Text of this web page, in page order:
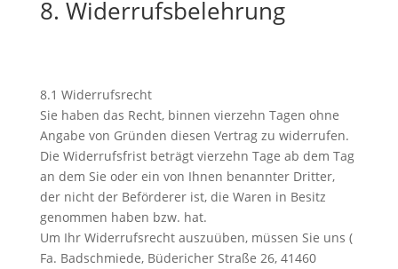
8. Widerrufsbelehrung
8.1 Widerrufsrecht
Sie haben das Recht, binnen vierzehn Tagen ohne
Angabe von Gründen diesen Vertrag zu widerrufen.
Die Widerrufsfrist beträgt vierzehn Tage ab dem Tag
an dem Sie oder ein von Ihnen benannter Dritter,
der nicht der Beförderer ist, die Waren in Besitz
genommen haben bzw. hat.
Um Ihr Widerrufsrecht auszuüben, müssen Sie uns (
Fa. Badschmiede, Büdericher Straße 26, 41460